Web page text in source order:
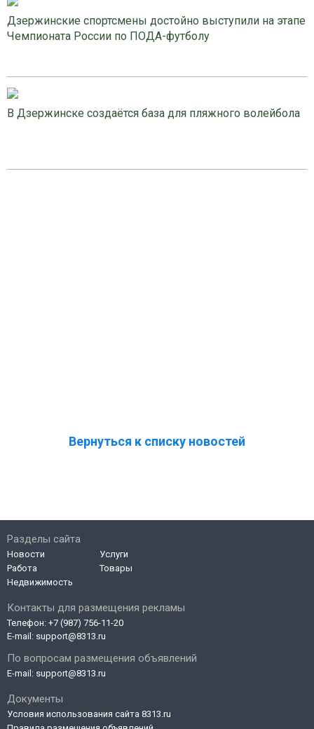
Дзержинские спортсмены достойно выступили на этапе
Чемпионата России по ПОДА-футболу
В Дзержинске создаётся база для пляжного волейбола
Вернуться к списку новостей
Контакты для размещения рекламы
Телефон: +7 (987) 756-11-20
E-mail: support@8313.ru
По вопросам размещения объявлений
E-mail: support@8313.ru
Документы
Условия использования сайта 8313.ru
Разделы сайта
Новости
Работа
Недвижимость
Услуги
Товары